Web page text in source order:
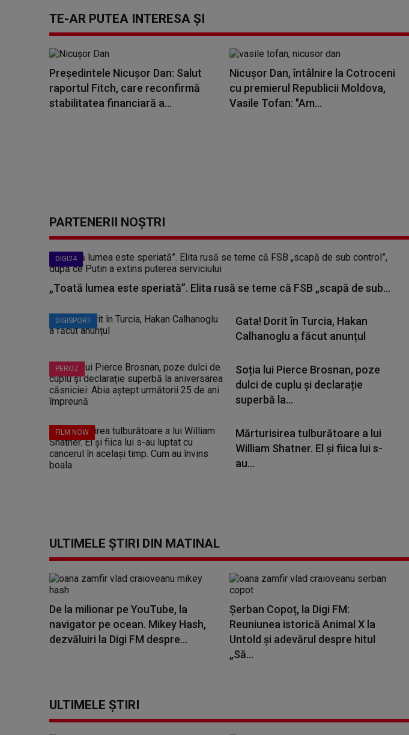
TE-AR PUTEA INTERESA ȘI
Preşedintele Nicuşor Dan: Salut
raportul Fitch, care reconfirmă
stabilitatea financiară a...
Nicuşor Dan, întâlnire la Cotroceni
cu premierul Republicii Moldova,
Vasile Tofan: "Am...
PARTENERII NOȘTRI
DIGI24
„Toată lumea este speriată”. Elita rusă se teme că FSB „scapă de sub...
DIGISPORT
Gata! Dorit în Turcia, Hakan
Calhanoglu a făcut anunțul
PEROZ
Soția lui Pierce Brosnan, poze
dulci de cuplu și declarație
superbă la...
FILM NOW
Mărturisirea tulburătoare a lui
William Shatner. El și fiica lui s-
au...
ULTIMELE ȘTIRI DIN MATINAL
De la milionar pe YouTube, la
navigator pe ocean. Mikey Hash,
dezvăluiri la Digi FM despre...
Șerban Copoț, la Digi FM:
Reuniunea istorică Animal X la
Untold și adevărul despre hitul
„Să...
ULTIMELE ȘTIRI